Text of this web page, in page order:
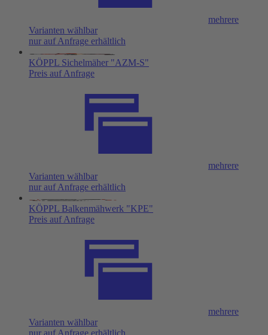
mehrere
Varianten wählbar
nur auf Anfrage erhältlich
KÖPPL Sichelmäher "AZM-S"
Preis auf Anfrage
mehrere
Varianten wählbar
nur auf Anfrage erhältlich
KÖPPL Balkenmähwerk "KPE"
Preis auf Anfrage
mehrere
Varianten wählbar
nur auf Anfrage erhältlich